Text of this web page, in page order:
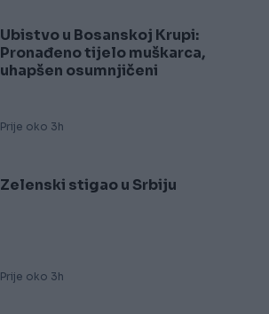
Ubistvo u Bosanskoj Krupi:
Pronađeno tijelo muškarca,
uhapšen osumnjičeni
Prije oko 3h
Zelenski stigao u Srbiju
Prije oko 3h